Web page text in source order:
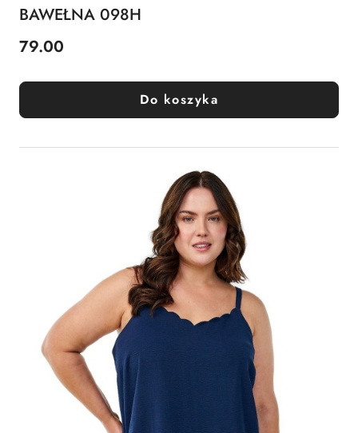
BAWEŁNA 098H
Cena:
79.00
Do koszyka